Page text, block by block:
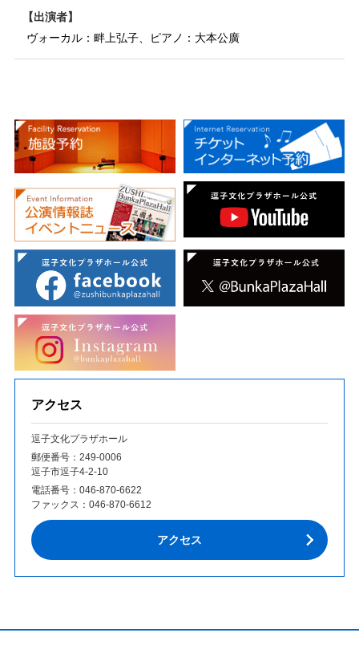
出演者
ヴォーカル：畔上弘子、ピアノ：大本公廣
アクセス
逗子文化プラザホール
郵便番号：249‐0006
逗子市逗子4-2-10
電話番号： 046-870-6622
ファックス： 046-870-6612
アクセス